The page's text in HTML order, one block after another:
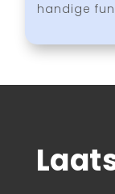
handige